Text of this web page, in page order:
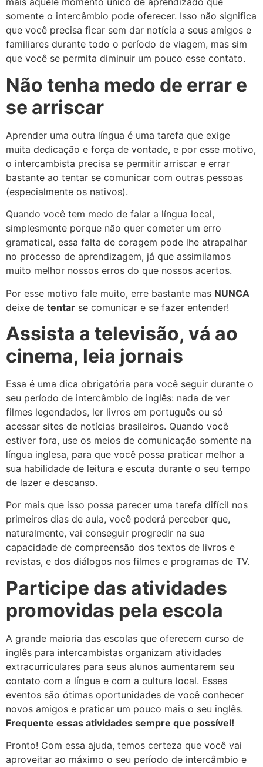
somente o intercâmbio pode oferecer. Isso não significa
que você precisa ficar sem dar notícia a seus amigos e
familiares durante todo o período de viagem, mas sim
que você se permita diminuir um pouco esse contato.
Não tenha medo de errar e
se arriscar
Aprender uma outra língua é uma tarefa que exige
muita dedicação e força de vontade, e por esse motivo,
o intercambista precisa se permitir arriscar e errar
bastante ao tentar se comunicar com outras pessoas
(especialmente os nativos).
Quando você tem medo de falar a língua local,
simplesmente porque não quer cometer um erro
gramatical, essa falta de coragem pode lhe atrapalhar
no processo de aprendizagem, já que assimilamos
muito melhor nossos erros do que nossos acertos.
Por esse motivo fale muito, erre bastante mas NUNCA
deixe de tentar se comunicar e se fazer entender!
Assista a televisão, vá ao
cinema, leia jornais
Essa é uma dica obrigatória para você seguir durante o
seu período de intercâmbio de inglês: nada de ver
filmes legendados, ler livros em português ou só
acessar sites de notícias brasileiros. Quando você
estiver fora, use os meios de comunicação somente na
língua inglesa, para que você possa praticar melhor a
sua habilidade de leitura e escuta durante o seu tempo
de lazer e descanso.
Por mais que isso possa parecer uma tarefa difícil nos
primeiros dias de aula, você poderá perceber que,
naturalmente, vai conseguir progredir na sua
capacidade de compreensão dos textos de livros e
revistas, e dos diálogos nos filmes e programas de TV.
Participe das atividades
promovidas pela escola
A grande maioria das escolas que oferecem curso de
inglês para intercambistas organizam atividades
extracurriculares para seus alunos aumentarem seu
contato com a língua e com a cultura local. Esses
eventos são ótimas oportunidades de você conhecer
novos amigos e praticar um pouco mais o seu inglês.
Frequente essas atividades sempre que possível!
Pronto! Com essa ajuda, temos certeza que você vai
aproveitar ao máximo o seu período de intercâmbio e